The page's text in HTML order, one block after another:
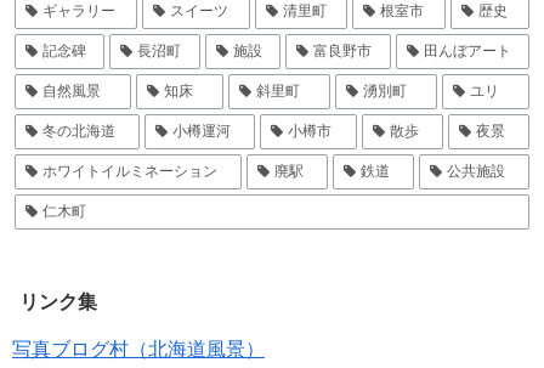
ギャラリー スイーツ 清里町 根室市 歴史
記念碑 長沼町 施設 富良野市 田んぼアート
自然風景 知床 斜里町 湧別町 ユリ
冬の北海道 小樽運河 小樽市 散歩 夜景
ホワイトイルミネーション 廃駅 鉄道 公共施設
仁木町
リンク集
写真ブログ村（北海道風景）